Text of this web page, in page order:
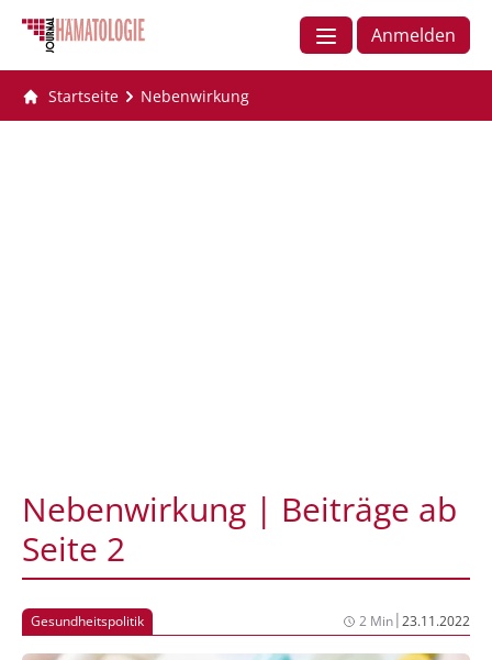
Anmelden
Startseite Nebenwirkung
Nebenwirkung | Beiträge ab
Seite 2
Gesundheitspolitik 2 Min|23.11.2022